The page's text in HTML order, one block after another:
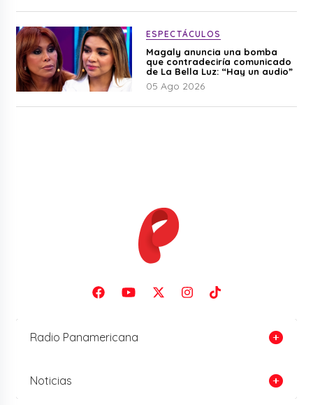
ESPECTÁCULOS
Magaly anuncia una bomba
que contradeciría comunicado
de La Bella Luz: “Hay un audio”
05 Ago 2026
Radio Panamericana
Noticias